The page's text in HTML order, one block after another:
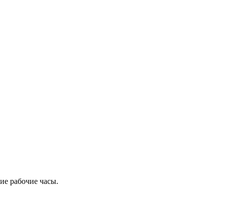
рабочие часы.